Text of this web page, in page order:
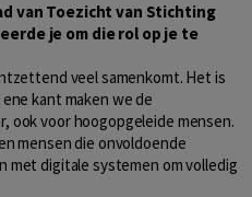
van Toezicht van Stichting
je om die rol op je te
veel samenkomt. Het is
kant maken we de
ook voor hoogopgeleide mensen.
mensen die onvoldoende
met digitale systemen om volledig